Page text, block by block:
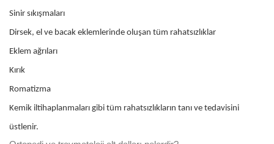
Sinir sıkışmaları
Dirsek, el ve bacak eklemlerinde oluşan tüm rahatsızlıklar
Eklem ağrıları
Kırık
Romatizma
Kemik iltihaplanmaları gibi tüm rahatsızlıkların tanı ve tedavisini
üstlenir.